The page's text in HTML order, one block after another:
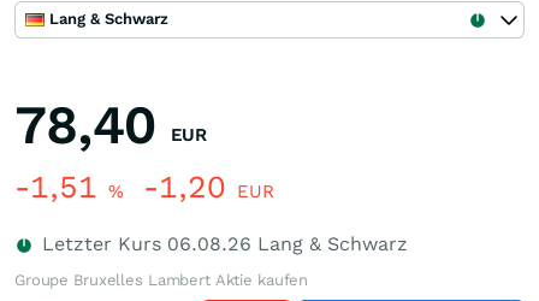
Lang & Schwarz
78,40 EUR
-1,51 % -1,20 EUR
Letzter Kurs 06.08.26 Lang & Schwarz
Groupe Bruxelles Lambert Aktie kaufen